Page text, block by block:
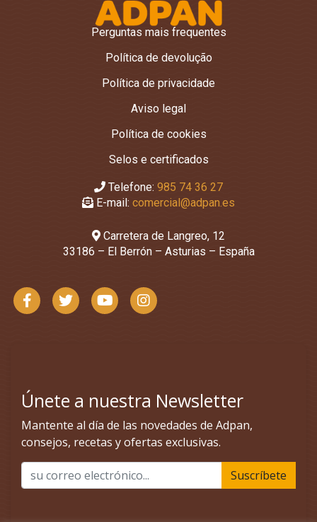
Perguntas mais frequentes
Política de devolução
Política de privacidade
Aviso legal
Política de cookies
Selos e certificados
Telefone: 985 74 36 27
E-mail: comercial@adpan.es
Carretera de Langreo, 12
33186 – El Berrón – Asturias – España